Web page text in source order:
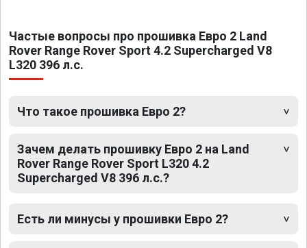
Частые вопросы про прошивка Евро 2 Land
Rover Range Rover Sport 4.2 Supercharged V8
L320 396 л.с.
Что такое прошивка Евро 2?
Зачем делать прошивку Евро 2 на Land
Rover Range Rover Sport L320 4.2
Supercharged V8 396 л.с.?
Есть ли минусы у прошивки Евро 2?